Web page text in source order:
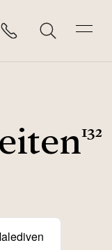
132